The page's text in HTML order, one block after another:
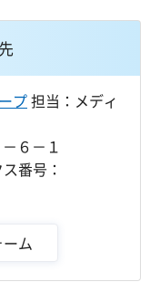
プ担当：メディ
６－１
番号：